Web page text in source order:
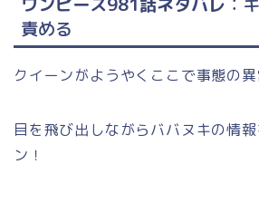
責める
クイーンがようやくここで事態の異
目を飛び出しながらババヌキの情
ン！